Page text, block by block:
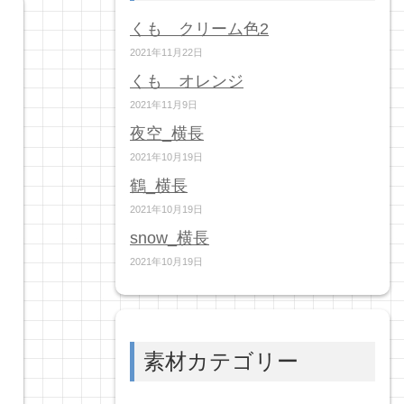
くも クリーム色2
2021年11月22日
くも オレンジ
2021年11月9日
夜空_横長
2021年10月19日
鶴_横長
2021年10月19日
snow_横長
2021年10月19日
素材カテゴリー